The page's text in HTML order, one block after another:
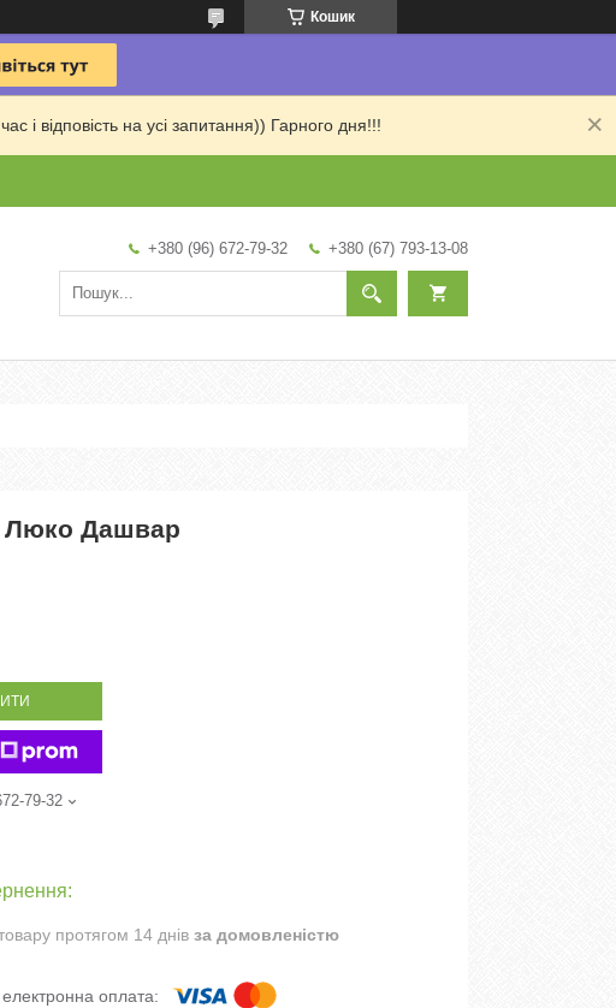
Кошик
відповість на усі запитання)) Гарного дня!!!
+380 (96) 672-79-32 +380 (67) 793-13-08
Дашвар
79-32
протягом 14 днів за домовленістю